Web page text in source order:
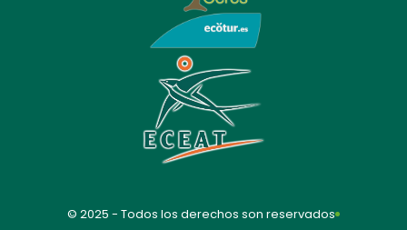
© 2025 - Todos los derechos son reservados